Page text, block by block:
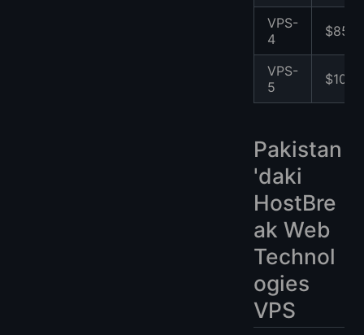
VPS-
4
$85
VPS-
5
$105
Pakistan
'daki
HostBre
ak Web
Technol
ogies
VPS